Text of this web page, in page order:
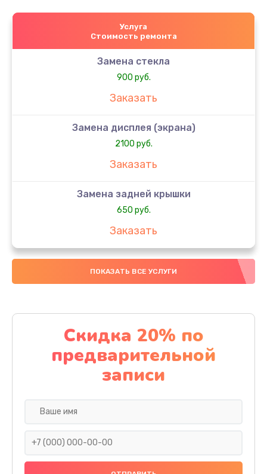
Услуга
Стоимость ремонта
Замена стекла
900 руб.
Заказать
Замена дисплея (экрана)
2100 руб.
Заказать
Замена задней крышки
650 руб.
Заказать
Замена аккумулятора
4000 руб.
Замена материнской платы
1100 руб.
Заказать
Замена праймера
ПОКАЗАТЬ ВСЕ УСЛУГИ
Скидка 20% по
предварительной
записи